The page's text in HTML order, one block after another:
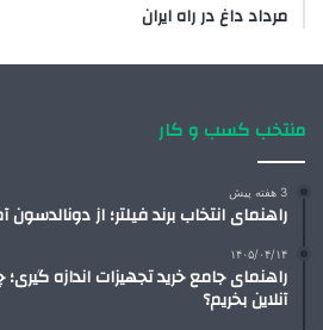
مرداد داغ در راه ایران
منتخب کسب و کار
3 هفته پیش
راهنمای انتخاب برند فیلتر؛ از دونالدسون
۱۴۰۵/۰۴/۱۴
راهنمای جامع خرید تجهیزات اندازه گیری؛
آنلاین بخریم؟